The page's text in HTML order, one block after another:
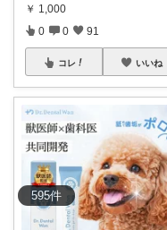
595件
￥ 1,000
0 0 91
コレ いいね